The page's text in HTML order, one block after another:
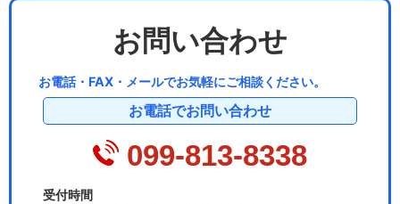
お問い合わせ
お電話・FAX・メールでお気軽にご相談ください。
お電話でお問い合わせ
099-813-8338
受付時間